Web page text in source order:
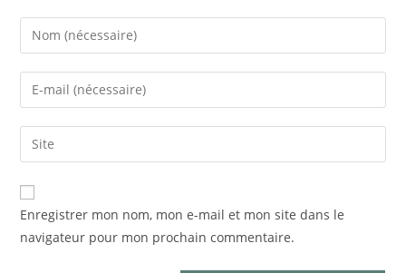
Enregistrer mon nom, mon e-mail et mon site dans le
navigateur pour mon prochain commentaire.